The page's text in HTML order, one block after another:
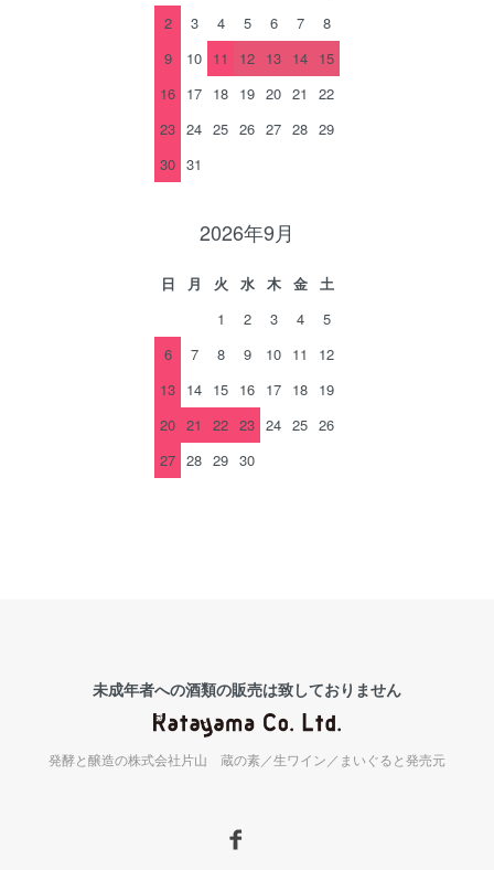
2
3 4 5 6 7
8
9
10 11 12 13 14 15
16 17 18 19 20 21
22
23 24 25 26 27 28 29
30 31
2026年9月
日 月 火 水 木 金
土
1
2 3 4
5
6
7 8 9 10 11
12
13 14 15 16 17 18 19
20 21 22 23 24 25 26
27 28 29 30
未成年者への酒類の販売は致しておりません
発酵と醸造の株式会社片山 蔵の素／生ワイン／まいぐると発売元